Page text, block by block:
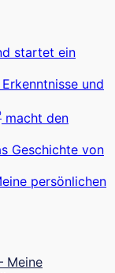
startet ein
und
macht den
Geschichte von
persönlichen
Meine